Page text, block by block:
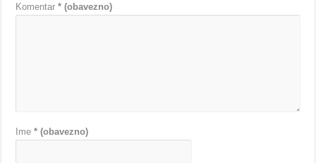
Komentar* (obavezno)
Ime* (obavezno)